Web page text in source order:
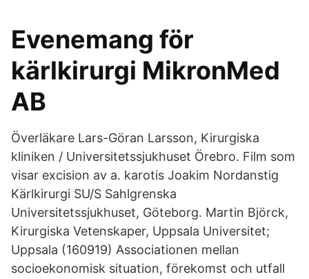
Evenemang för
kärlkirurgi MikronMed
AB
Överläkare Lars-Göran Larsson, Kirurgiska
kliniken / Universitetssjukhuset Örebro. Film som
visar excision av a. karotis Joakim Nordanstig
Kärlkirurgi SU/S Sahlgrenska
Universitetssjukhuset, Göteborg. Martin Björck,
Kirurgiska Vetenskaper, Uppsala Universitet;
Uppsala (160919) Associationen mellan
socioekonomisk situation, förekomst och utfall